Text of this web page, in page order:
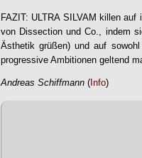
FAZIT: ULTRA SILVAM killen auf
von Dissection und Co., indem
Ästhetik grüßen) und auf
progressive Ambitionen geltend
Andreas Schiffmann (Info)